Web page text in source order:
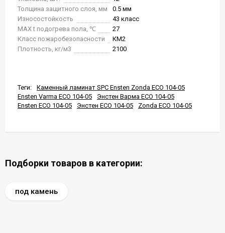
Толщина защитного слоя, мм
0.5 мм
Износостойкость
43 класс
MAX t подогрева пола, ℃
27
Класс пожаробезопасности
КМ2
Плотность, кг/м3
2100
Теги:
Каменный ламинат SPC Ensten Zonda ECO 104-05
Ensten Varma ECO 104-05
Энстен Варма ECO 104-05
Ensten ECO 104-05
Энстен ECO 104-05 Zonda ECO 104-05
Подборки товаров в категории:
под камень